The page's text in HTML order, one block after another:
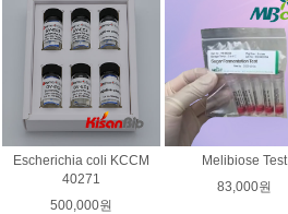
Escherichia coli KCCM
40271
500,000원
Melibiose Test
83,000원